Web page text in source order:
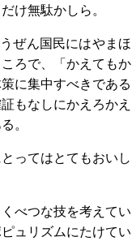
け無駄かしら。
ぜん国民にはやまほ
ろで、「かえてもか
に集中すべきである
もなしにかえろかえ
。
ってはとてもおいし
べつな技を考えてい
ュリズムにたけてい